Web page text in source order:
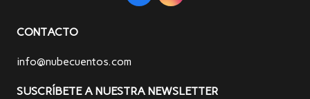
CONTACTO
info@nubecuentos.com
SUSCRÍBETE A NUESTRA NEWSLETTER